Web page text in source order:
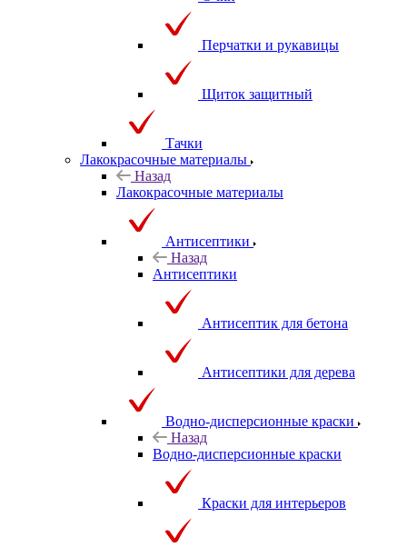
Перчатки и рукавицы
Щиток защитный
Тачки
Лакокрасочные материалы
Назад
Лакокрасочные материалы
Антисептики
Назад
Антисептики
Антисептик для бетона
Антисептики для дерева
Водно-дисперсионные краски
Назад
Водно-дисперсионные краски
Краски для интерьеров